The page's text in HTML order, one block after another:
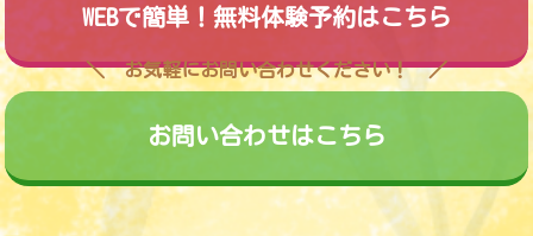
WEBで簡単！無料体験予約はこちら
お気軽にお問い合わせください！
お問い合わせはこちら